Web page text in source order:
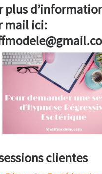
plus
mail ici:
clientes